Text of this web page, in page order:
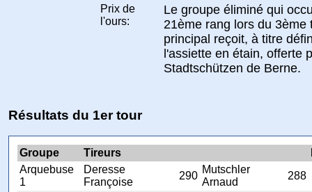
Prix de
l'ours:
Le groupe éliminé qui
21ème rang lors du 3ème
principal reçoit, à titre
l'assiette en étain, offerte
Stadtschützen de Berne.
Résultats du 1er tour
Groupe Tireurs
Arquebuse
1
Deresse
Françoise
290
Mutschler
Arnaud
288